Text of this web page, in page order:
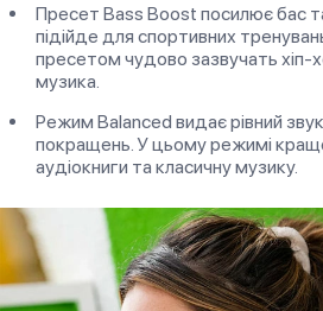
Пресет Bass Boost посилює бас
підійде для спортивних
пресетом чудово зазвучать хіп-
музика.
Режим Balanced видає рівний
покращень. У цьому режимі
аудіокниги та класичну музику.